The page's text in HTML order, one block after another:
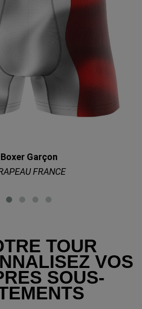
Boxer Garçon
FRANCE
TOUR
VOS
SOUS-